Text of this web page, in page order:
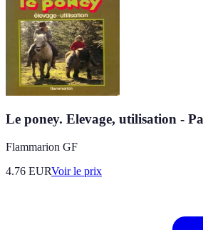
Le poney. Elevage, utilisation -
Flammarion GF
4.76 EURVoir le prix